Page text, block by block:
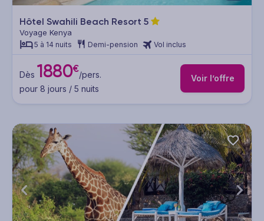
Hôtel Swahili Beach Resort 5
Voyage Kenya
5 à 14 nuits Demi-pension Vol inclus
Dès 1880€/pers.
pour 8 jours / 5 nuits
Voir l’offre